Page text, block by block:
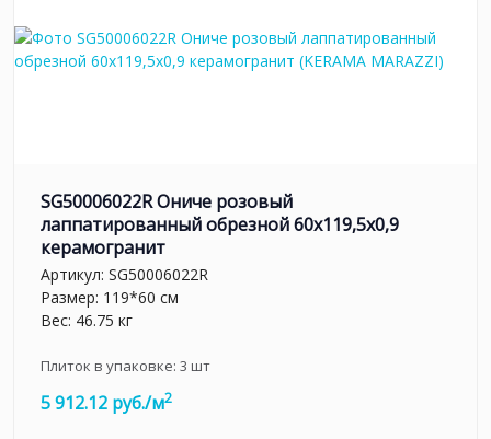
SG50006022R Ониче розовый
лаппатированный обрезной 60x119,5x0,9
керамогранит
Артикул: SG50006022R
Размер: 119*60 см
Вес: 46.75 кг
Плиток в упаковке: 3 шт
5 912.12 руб./м2